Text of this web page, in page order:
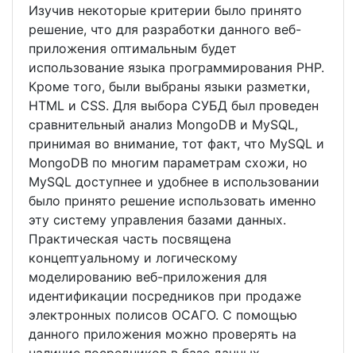
Изучив некоторые критерии было принято
решение, что для разработки данного веб-
приложения оптимальным будет
использование языка программирования PHP.
Кроме того, были выбраны языки разметки,
HTML и CSS. Для выбора СУБД был проведен
сравнительный анализ MongoDB и MySQL,
принимая во внимание, тот факт, что MySQL и
MongoDB по многим параметрам схожи, но
MySQL доступнее и удобнее в использовании
было принято решение использовать именно
эту систему управления базами данных.
Практическая часть посвящена
концептуальному и логическому
моделированию веб-приложения для
идентификации посредников при продаже
электронных полисов ОСАГО. С помощью
данного приложения можно проверять на